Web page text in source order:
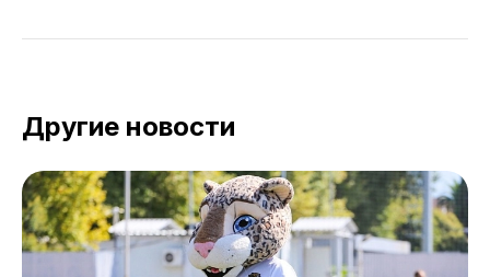
Другие новости